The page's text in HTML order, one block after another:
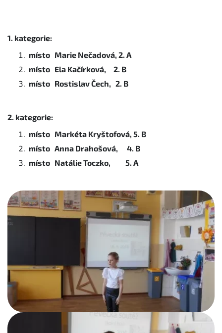
1. kategorie:
místo Marie Nečadová, 2. A
místo Ela Kačírková, 2. B
místo Rostislav Čech, 2. B
2. kategorie:
místo Markéta Kryštofová, 5. B
místo Anna Drahošová, 4. B
místo Natálie Toczko, 5. A